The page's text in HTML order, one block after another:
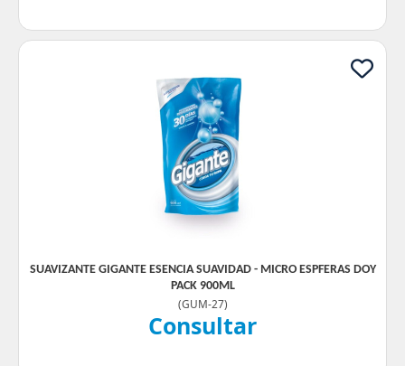
SUAVIZANTE GIGANTE ESENCIA SUAVIDAD - MICRO ESPFERAS DOY
PACK 900ML
(GUM-27)
Consultar